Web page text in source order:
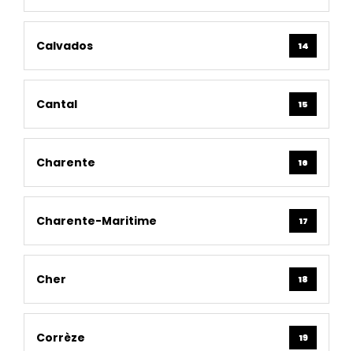
Calvados 14
Cantal 15
Charente 16
Charente-Maritime 17
Cher 18
Corrèze 19